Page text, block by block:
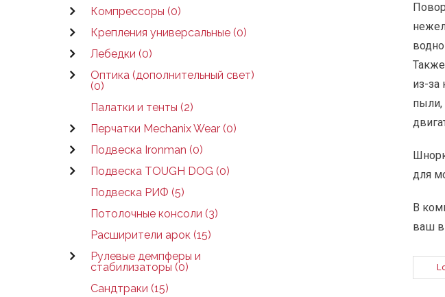
Компрессоры (0)
Крепления универсальные (0)
Лебедки (0)
Оптика (дополнительный свет)
(0)
Палатки и тенты (2)
Перчатки Mechanix Wear (0)
Подвеска Ironman (0)
Подвеска TOUGH DOG (0)
Подвеска РИФ (5)
Потолочные консоли (3)
Расширители арок (15)
Рулевые демпферы и
стабилизаторы (0)
Сандтраки (15)
из-за
пыли,
для
В
ваш